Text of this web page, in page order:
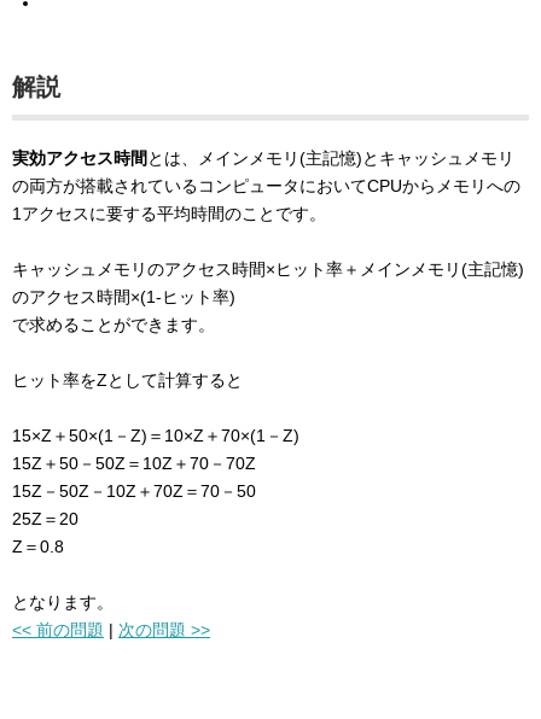
解説
実効アクセス時間 とは、メインメモリ(主記憶)とキャッシュメモリ
の両方が搭載されているコンピュータにおいてCPUからメモリへの
1アクセスに要する平均時間のことです。
キャッシュメモリのアクセス時間×ヒット率＋メインメモリ(主記憶)
のアクセス時間×(1-ヒット率)
で求めることができます。
ヒット率をZとして計算すると
15×Z＋50×(1－Z)＝10×Z＋70×(1－Z)
15Z＋50－50Z＝10Z＋70－70Z
15Z－50Z－10Z＋70Z＝70－50
25Z＝20
Z＝0.8
となります。
<< 前の問題 | 次の問題 >>